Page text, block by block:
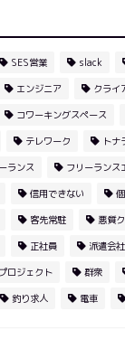
SES営業 slack
エンジニア クライ
コワーキングスペース
テレワーク トナ
ランス フリーランス
信用できない
客先常駐 悪質
正社員 派遣会社
ロジェクト 群衆
釣り求人 電車